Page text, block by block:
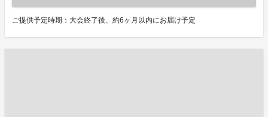
ご提供予定時期：大会終了後、約6ヶ月以内にお届け予定